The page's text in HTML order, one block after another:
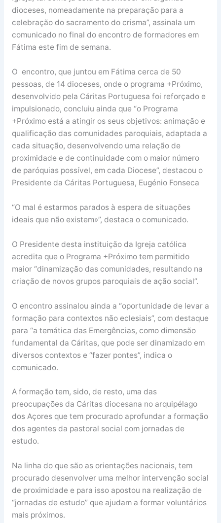
dioceses, nomeadamente na preparação para a
celebração do sacramento do crisma”, assinala um
comunicado no final do encontro de formadores em
Fátima este fim de semana.
O encontro, que juntou em Fátima cerca de 50
pessoas, de 14 dioceses, onde o programa +Próximo,
desenvolvido pela Cáritas Portuguesa foi reforçado e
impulsionado, concluiu ainda que “o Programa
+Próximo está a atingir os seus objetivos: animação e
qualificação das comunidades paroquiais, adaptada a
cada situação, desenvolvendo uma relação de
proximidade e de continuidade com o maior número
de paróquias possível, em cada Diocese”, destacou o
Presidente da Cáritas Portuguesa, Eugénio Fonseca
“O mal é estarmos parados à espera de situações
ideais que não existem»”, destaca o comunicado.
O Presidente desta instituição da Igreja católica
acredita que o Programa +Próximo tem permitido
maior “dinamização das comunidades, resultando na
criação de novos grupos paroquiais de ação social”.
O encontro assinalou ainda a “oportunidade de levar a
formação para contextos não eclesiais”, com destaque
para “a temática das Emergências, como dimensão
fundamental da Cáritas, que pode ser dinamizado em
diversos contextos e “fazer pontes”, indica o
comunicado.
A formação tem, sido, de resto, uma das
preocupações da Cáritas diocesana no arquipélago
dos Açores que tem procurado aprofundar a formação
dos agentes da pastoral social com jornadas de
estudo.
Na linha do que são as orientações nacionais, tem
procurado desenvolver uma melhor intervenção social
de proximidade e para isso apostou na realização de
“jornadas de estudo” que ajudam a formar voluntários
mais próximos.